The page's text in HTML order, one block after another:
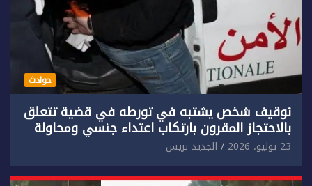
حوادث
توقيف شخص يشتبه في تورطه في قضية تتعلق
بالاحتجاز المقرون بارتكاب اعتداء جنسي ومحاولة
إضرام النار عمدا.
23 يوليو، 2026 الجديد بريس